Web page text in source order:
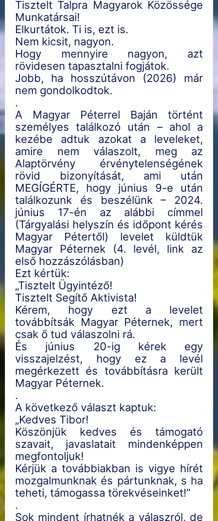
Tisztelt Talpra Magyarok Közössége
Munkatársai!
Elkurtátok. Ti is, ezt is.
Nem kicsit, nagyon.
Hogy mennyire nagyon, azt
rövidesen tapasztalni fogjátok.
Jobb, ha hosszútávon (2026) már
nem gondolkodtok.
.
A Magyar Péterrel Baján történt
személyes találkozó után – ahol a
kezébe adtuk azokat a leveleket,
amire nem válaszolt, meg az
Alaptörvény érvénytelenségének
rövid bizonyítását, ami után
MEGÍGÉRTE, hogy június 9-e után
találkozunk és beszélünk – 2024.
június 17-én az alábbi címmel
(Tárgyalási helyszín és időpont kérés
Magyar Pétertől) levelet küldtük
Magyar Péternek (4. levél, link az
első hozzászólásban)
Ezt kértük:
„Tisztelt Ügyintéző!
Tisztelt Segítő Aktivista!
Kérem, hogy ezt a levelet
továbbítsák Magyar Péternek, mert
csak ő tud válaszolni rá.
És június 20-ig kérek egy
visszajelzést, hogy ez a levél
megérkezett és továbbításra került
Magyar Péternek.
.
A következő választ kaptuk:
„Kedves Tibor!
Köszönjük kedves és támogató
szavait, javaslatait mindenképpen
megfontoljuk!
Kérjük a továbbiakban is vigye hírét
mozgalmunknak és pártunknak, s ha
teheti, támogassa törekvéseinket!”
.
Sok mindent írhatnék a válaszról, de